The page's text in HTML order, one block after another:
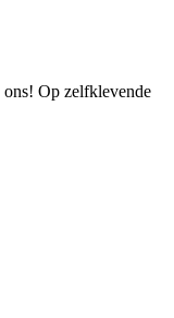
Op zelfklevende